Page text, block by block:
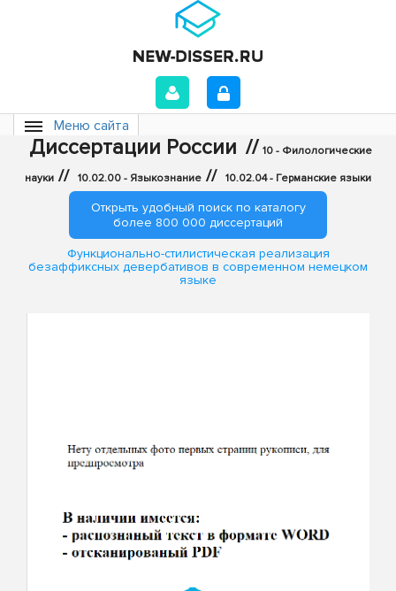
Меню сайта
Диссертации России // 10 - Филологические
науки // 10.02.00 - Языкознание // 10.02.04 - Германские языки
Открыть удобный поиск по каталогу
более 800 000 диссертаций
Функционально-стилистическая реализация
безаффиксных девербативов в современном немецком
языке